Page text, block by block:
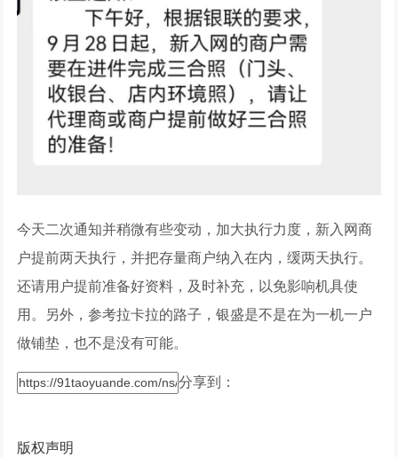
今天二次通知并稍微有些变动，加大执行力度，新入网商
户提前两天执行，并把存量商户纳入在内，缓两天执行。
还请用户提前准备好资料，及时补充，以免影响机具使
用。另外，参考拉卡拉的路子，银盛是不是在为一机一户
做铺垫，也不是没有可能。
分享到：
版权声明